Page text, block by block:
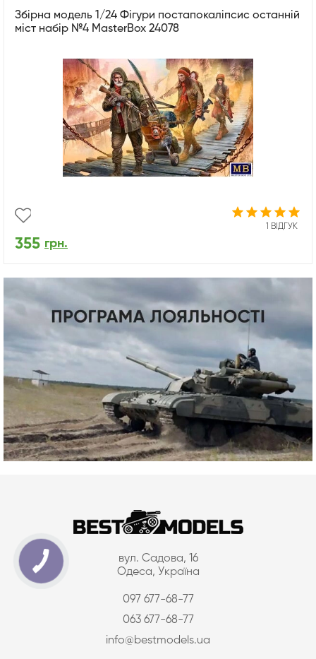
Збірна модель 1/24 Фігури постапокаліпсис останній
міст набір №4 MasterBox 24078
1 ВІДГУК
355 грн.
вул. Садова, 16
Одеса, Україна
097 677-68-77
063 677-68-77
info@bestmodels.ua